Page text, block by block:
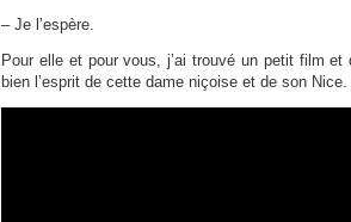
– Je l’espère.
Pour elle et pour vous, j’ai trouvé un petit film et
bien l’esprit de cette dame niçoise et de son Nice.